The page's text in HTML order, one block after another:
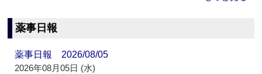
薬事日報
薬事日報 2026/08/05
2026年08月05日 (水)